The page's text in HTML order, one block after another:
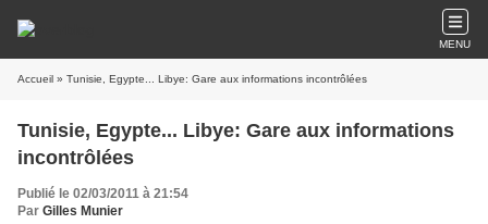
MENU
Accueil » Tunisie, Egypte... Libye: Gare aux informations incontrôlées
Tunisie, Egypte... Libye: Gare aux informations
incontrôlées
Publié le 02/03/2011 à 21:54
Par Gilles Munier